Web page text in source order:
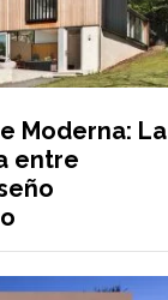
Moderna: La
entre